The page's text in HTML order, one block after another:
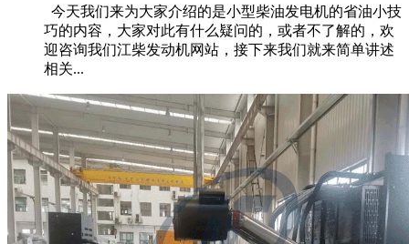
今天我们来为大家介绍的是小型柴油发电机的省油小技
巧的内容，大家对此有什么疑问的，或者不了解的，欢
迎咨询我们江柴发动机网站，接下来我们就来简单讲述
相关...